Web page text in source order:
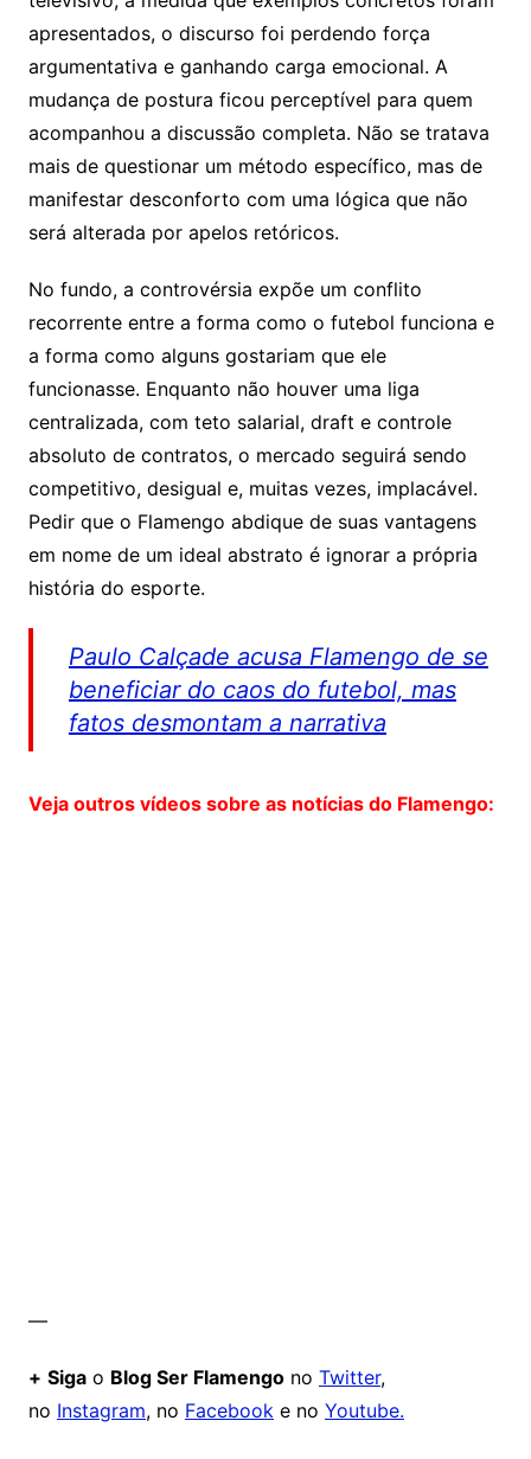
apresentados, o discurso foi perdendo força
argumentativa e ganhando carga emocional. A
mudança de postura ficou perceptível para quem
acompanhou a discussão completa. Não se tratava
mais de questionar um método específico, mas de
manifestar desconforto com uma lógica que não
será alterada por apelos retóricos.
No fundo, a controvérsia expõe um conflito
recorrente entre a forma como o futebol funciona e
a forma como alguns gostariam que ele
funcionasse. Enquanto não houver uma liga
centralizada, com teto salarial, draft e controle
absoluto de contratos, o mercado seguirá sendo
competitivo, desigual e, muitas vezes, implacável.
Pedir que o Flamengo abdique de suas vantagens
em nome de um ideal abstrato é ignorar a própria
história do esporte.
Paulo Calçade acusa Flamengo de se
beneficiar do caos do futebol, mas
fatos desmontam a narrativa
Veja outros vídeos sobre as notícias do Flamengo:
—
+ Sigao Blog Ser Flamengono Twitter,
no Instagram, no Facebooke no Youtube.